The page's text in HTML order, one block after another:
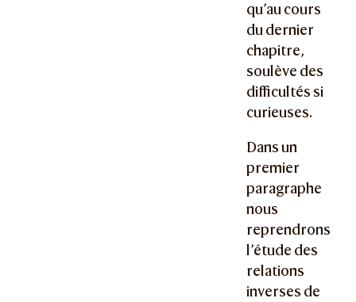
qu’au cours
du dernier
chapitre,
soulève des
difficultés si
curieuses.
Dans un
premier
paragraphe
nous
reprendrons
l’étude des
relations
inverses de